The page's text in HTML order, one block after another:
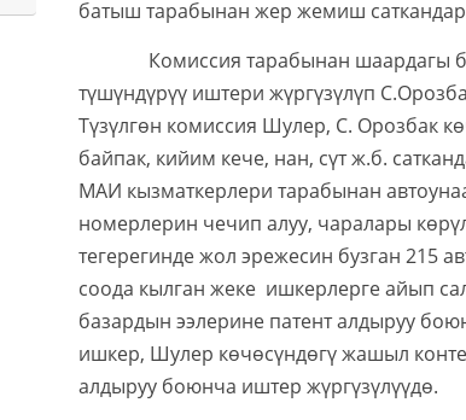
батыш тарабынан жер жемиш
Комиссия тарабынан шаардагы
түшүндүрүү иштери жүргүзүлүп
Түзүлгөн комиссия Шулер, С. Орозбак
байпак, кийим кече, нан, сүт ж.б.
МАИ кызматкерлери тарабынан
номерлерин чечип алуу, чаралары
тегерегинде жол эрежесин бузган 215
соода кылган жеке ишкерлерге айып
базардын ээлерине патент алдыруу
ишкер, Шулер көчөсүндөгү жашыл
алдыруу боюнча иштер жүргүзүлүүдө.